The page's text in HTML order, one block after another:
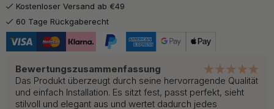
Kostenloser Versand ab €49
60 Tage Rückgaberecht
Bewertungszusammenfassung
Das Produkt überzeugt durch seine hervorragende Qualität
und einfach Installation. Es sitzt fest, passt perfekt, sieht
stilvoll und elegant aus und wertet dadurch jedes